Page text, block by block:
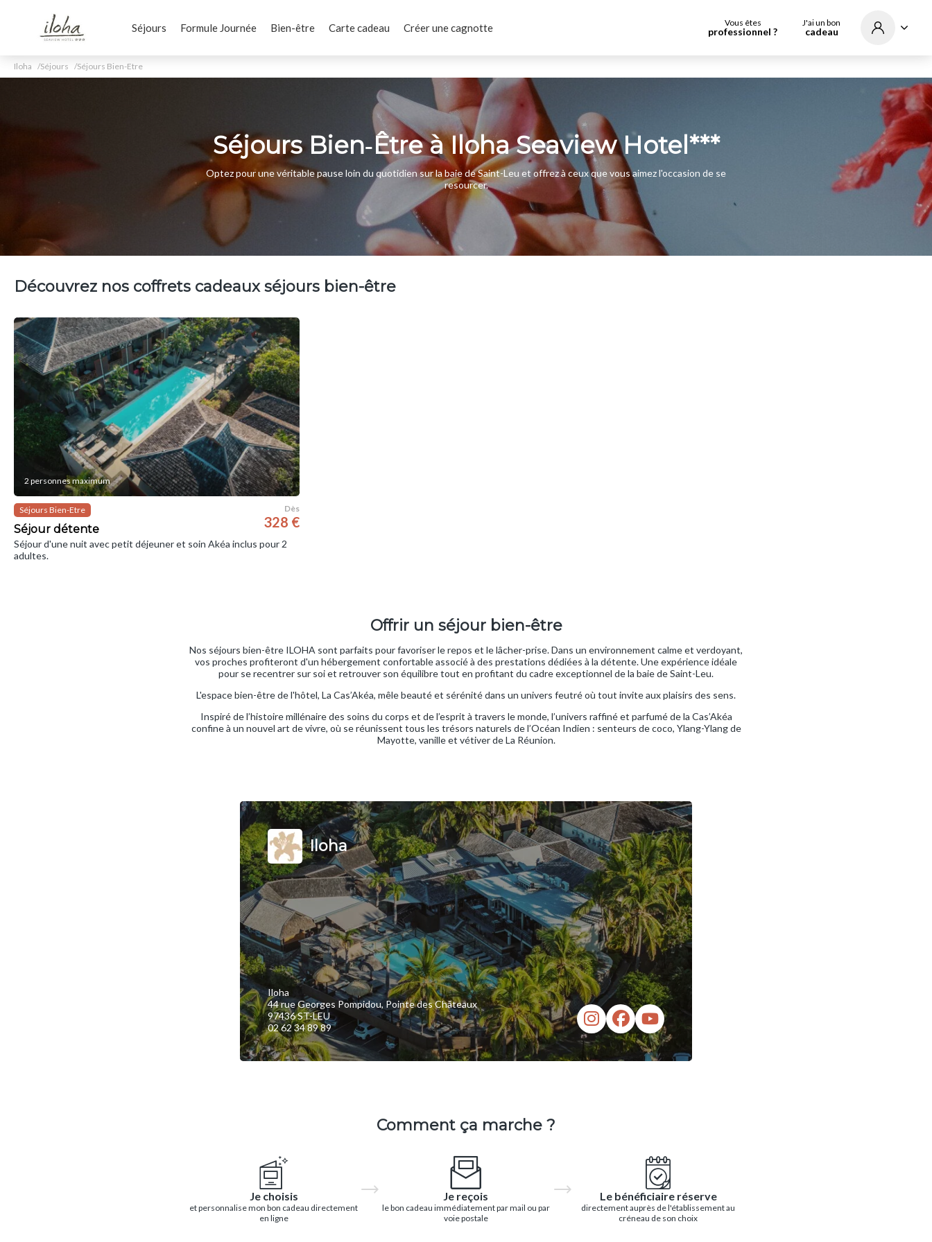
Séjours Formule Journée Bien-être Carte cadeau Créer une cagnotte Vous êtes
professionnel ?
J'ai un bon
cadeau
Iloha Séjours Séjours Bien-Etre
Séjours Bien‑Être à Iloha Seaview Hotel***
Optez pour une véritable pause loin du quotidien sur la baie de Saint-Leu et offrez à ceux que vous aimez l'occasion de se
resourcer.
Découvrez nos coffrets cadeaux séjours bien-être
2 personnes maximum
Séjours Bien-Etre
Séjour détente
Dès
328 €
Séjour d'une nuit avec petit déjeuner et soin Akéa inclus pour 2
adultes.
Offrir un séjour bien-être
Nos séjours bien-être ILOHA sont parfaits pour favoriser le repos et le lâcher-prise. Dans un environnement calme et verdoyant,
vos proches profiteront d'un hébergement confortable associé à des prestations dédiées à la détente. Une expérience idéale
pour se recentrer sur soi et retrouver son équilibre tout en profitant du cadre exceptionnel de la baie de Saint-Leu.
L'espace bien-être de l'hôtel, La Cas’Akéa, mêle beauté et sérénité dans un univers feutré où tout invite aux plaisirs des sens.
Inspiré de l’histoire millénaire des soins du corps et de l’esprit à travers le monde, l’univers raffiné et parfumé de la Cas’Akéa
confine à un nouvel art de vivre, où se réunissent tous les trésors naturels de l’Océan Indien : senteurs de coco, Ylang-Ylang de
Mayotte, vanille et vétiver de La Réunion.
Iloha
Iloha
44 rue Georges Pompidou, Pointe des Châteaux
97436 ST-LEU
02 62 34 89 89
Comment ça marche ?
Je choisis
et personnalise mon bon cadeau directement
en ligne
Je reçois
le bon cadeau immédiatement par mail ou par
voie postale
Le bénéficiaire réserve
directement auprès de l'établissement au
créneau de son choix